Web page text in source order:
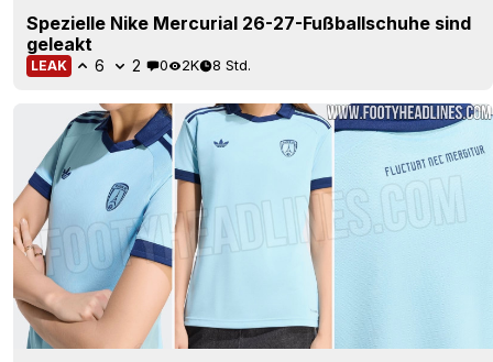
Spezielle Nike Mercurial 26-27-Fußballschuhe sind
geleakt
LEAK 6 2 0 2K 8 Std.